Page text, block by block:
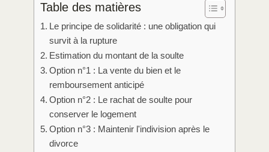
Table des matières
Le principe de solidarité : une obligation qui
survit à la rupture
Estimation du montant de la soulte
Option n°1 : La vente du bien et le
remboursement anticipé
Option n°2 : Le rachat de soulte pour
conserver le logement
Option n°3 : Maintenir l'indivision après le
divorce